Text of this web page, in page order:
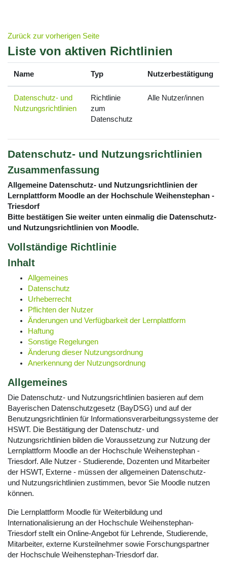
Zurück zur vorherigen Seite
Liste von aktiven Richtlinien
Name Typ Nutzerbestätigung
Datenschutz- und
Nutzungsrichtlinien
Richtlinie
zum
Datenschutz
Alle Nutzer/innen
Datenschutz- und Nutzungsrichtlinien
Zusammenfassung
Allgemeine Datenschutz- und Nutzungsrichtlinien der
Lernplattform Moodle an der Hochschule Weihenstephan -
Triesdorf
Bitte bestätigen Sie weiter unten einmalig die Datenschutz-
und Nutzungsrichtlinien von Moodle.
Vollständige Richtlinie
Inhalt
Allgemeines
Datenschutz
Urheberrecht
Pflichten der Nutzer
Änderungen und Verfügbarkeit der Lernplattform
Haftung
Sonstige Regelungen
Änderung dieser Nutzungsordnung
Anerkennung der Nutzungsordnung
Allgemeines
Die Datenschutz- und Nutzungsrichtlinien basieren auf dem
Bayerischen Datenschutzgesetz (BayDSG) und auf der
Benutzungsrichtlinien für Informationsverarbeitungssysteme der
HSWT. Die Bestätigung der Datenschutz- und
Nutzungsrichtlinien bilden die Voraussetzung zur Nutzung der
Lernplattform Moodle an der Hochschule Weihenstephan -
Triesdorf. Alle Nutzer - Studierende, Dozenten und Mitarbeiter
der HSWT, Externe - müssen der allgemeinen Datenschutz-
und Nutzungsrichtlinien zustimmen, bevor Sie Moodle nutzen
können.
Die Lernplattform Moodle für Weiterbildung und
Internationalisierung an der Hochschule Weihenstephan-
Triesdorf stellt ein Online-Angebot für Lehrende, Studierende,
Mitarbeiter, externe Kursteilnehmer sowie Forschungspartner
der Hochschule Weihenstephan-Triesdorf dar.